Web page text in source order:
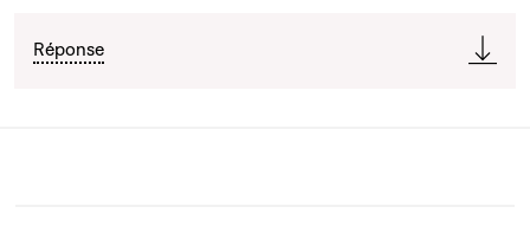
Réponse